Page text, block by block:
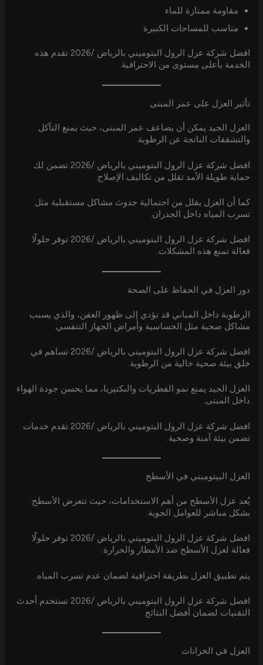
مقاومة ممتازة للماء
مناسب للمساحات الكبيرة
افضل شركة عزل الرول البتوميني بالرياض /2026 تقدم هذه
الخدمة بأعلى مستوى من الاحترافية.
تأثير العزل على عمر المبنى
العزل الجيد يمكن أن يضاعف عمر المبنى، حيث يمنع التآكل
والتشققات الناتجة عن الرطوبة.
افضل شركة عزل الرول البتوميني بالرياض /2026 تضمن لك
حماية طويلة الأمد تقلل من تكاليف الإصلاح.
كما أن العزل يقلل من احتمالية حدوث مشاكل مستقبلية مثل
تسرب المياه داخل الجدران.
افضل شركة عزل الرول البتوميني بالرياض /2026 توفر حلولًا
فعالة تمنع هذه المشكلات.
دور العزل في الحفاظ على الصحة
الرطوبة داخل المباني قد تؤدي إلى ظهور العفن، والذي يسبب
مشاكل صحية مثل الحساسية وأمراض الجهاز التنفسي.
افضل شركة عزل الرول البتوميني بالرياض /2026 تساهم في
خلق بيئة صحية خالية من الرطوبة.
العزل الجيد يمنع نمو الفطريات والبكتيريا، مما يحسن جودة الهواء
داخل المبنى.
افضل شركة عزل الرول البتوميني بالرياض /2026 تقدم خدمات
تضمن بيئة آمنة وصحية.
العزل البيتوميني في الأسطح
يُعد عزل الأسطح من أهم الاستخدامات، حيث تتعرض الأسطح
بشكل مباشر للعوامل الجوية.
افضل شركة عزل الرول البتوميني بالرياض /2026 توفر حلولًا
فعالة لعزل الأسطح ضد الأمطار والحرارة.
يتم تطبيق العزل بطريقة احترافية لضمان عدم تسرب المياه.
افضل شركة عزل الرول البتوميني بالرياض /2026 تستخدم أحدث
التقنيات لضمان أفضل النتائج.
العزل في الخزانات